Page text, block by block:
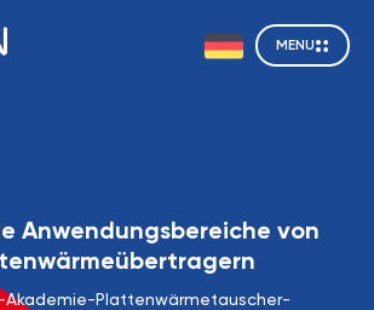
MENU
Anwendungsbereiche von
-Akademie- Plattenwärmetauscher-